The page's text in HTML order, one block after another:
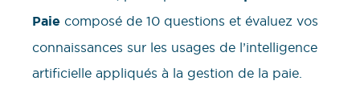
Paie composé de 10 questions et évaluez vos
connaissances sur les usages de l’intelligence
artificielle appliqués à la gestion de la paie.